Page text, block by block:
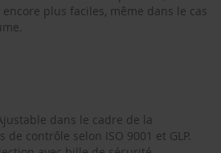
plus faciles, même dans le cas
dans le cadre de la
contrôle selon ISO 9001 et GLP.